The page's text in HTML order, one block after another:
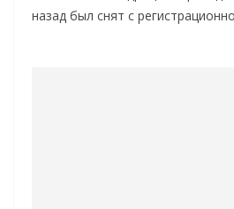
назад был снят с